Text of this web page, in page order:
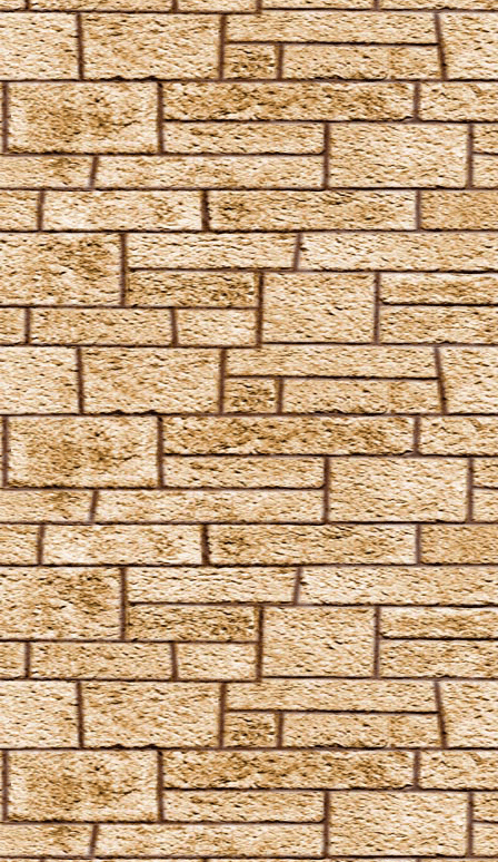
Impervius
Incendio
Kopfblasenzauber
Lapifors
Locomotor
Locomotor Mortis
Lumos
Lumos Maxima
Lumos Solem
Meteolohex Recanto
Mobilcorpus
Mobiliarbus
Molliare
Nox
Oculus Reparo
Offenbare, was in dir steckt
Orchideus
Pack
Papyrus Reparo
Periculum
Piscifors
Portaberto
Portus
Proteus
Quietus
Ratzeputz
Reducio
Reparo
Revelio
Reverte
Sonorus
Specialis revelio
Tergeo
Unbrechbarer Schwur
Unheil angerichtet
Vermillious
Volate Ascendere
Wachstumszauber
Waddiwasi
Weise mir die Richtung
Wingardium Leviosa
Zaubermolch und Kolibrigesumm, dieses Wasser sei
fortan Rum
Angriffszauber
Amnesia
Anteoculatia
Avifors
Bombarda
Bombarda Maxima
Calvorio
Colloshoo